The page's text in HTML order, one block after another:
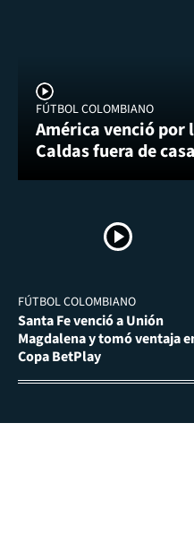
FÚTBOL COLOMBIANO
América venció por
Caldas fuera de casa
FÚTBOL COLOMBIANO
Santa Fe venció a Unión
Magdalena y tomó ventaja
Copa BetPlay